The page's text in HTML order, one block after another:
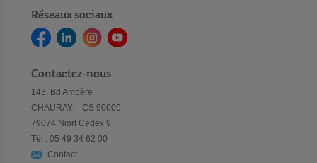
Réseaux sociaux
Contactez-nous
143, Bd Ampère
CHAURAY – CS 90000
79074 Niort Cedex 9
Tél : 05 49 34 62 00
Contact